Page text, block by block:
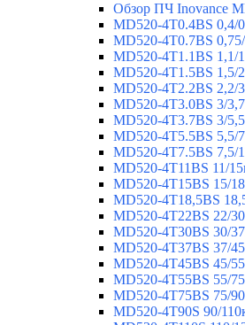
Обзор ПЧ Inovance
MD520-4T0.4BS 0,4/
MD520-4T0.7BS
MD520-4T1.1BS 1,1/
MD520-4T1.5BS 1,5/
MD520-4T2.2BS 2,2/
MD520-4T3.0BS 3/
MD520-4T3.7BS 3/
MD520-4T5.5BS 5,5/
MD520-4T7.5BS 7,5/
MD520-4T11BS 11/
MD520-4T15BS 15/
MD520-4T18,5BS
MD520-4T22BS 22/
MD520-4T30BS 30/
MD520-4T37BS 37/
MD520-4T45BS 45/
MD520-4T55BS 55/
MD520-4T75BS 75/
MD520-4T90S 90/